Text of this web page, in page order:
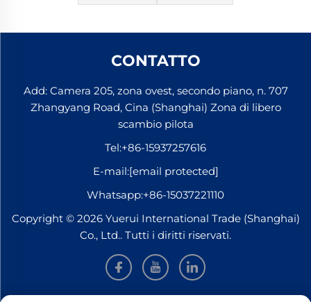
CONTATTO
Add: Camera 205, zona ovest, secondo piano, n. 707
Zhangyang Road, Cina (Shanghai) Zona di libero
scambio pilota
Tel:+86-15937257616
E-mail:[email protected]
Whatsapp:+86-15037221110
Copyright © 2026 Yuerui International Trade (Shanghai)
Co., Ltd.. Tutti i diritti riservati.